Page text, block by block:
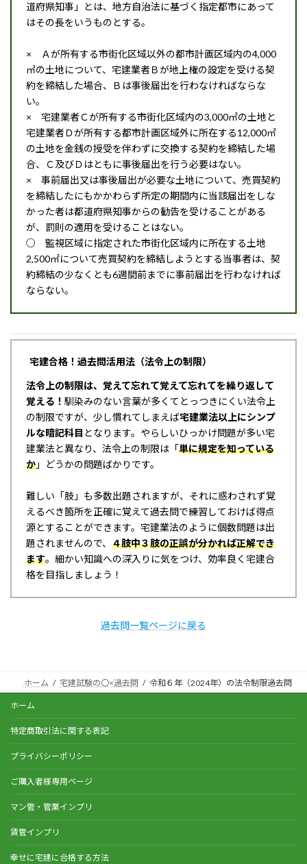
道府県知事」とは、地方自治法に基づく指定都市にあって
はその長をいうものとする。
× Ａが所有する市街化区域以外の都市計画区域内の4,000
㎡の土地について、宅建業者Ｂが地上権の設定を受ける契
約を締結した場合、Ｂは事後届出を行わなければならな
い。
× 宅建業者Ｃが所有する市街化区域内の3,000㎡の土地と
宅建業者Ｄが所有する都市計画区域外に所在する12,000㎡
の土地を金銭の授受を伴わずに交換する契約を締結した場
合、Ｃ及びＤはともに事後届出を行う必要はない。
× 事前届出又は事後届出が必要な土地について、売買契約
を締結したにもかかわらず所定の期間内に当該届出をしな
かった者は都道府県知事からの勧告を受けることがある
が、罰則の適用を受けることはない。
○ 監視区域に指定された市街化区域内に所在する土地
2,500㎡について売買契約を締結しようとする当事者は、契
約締結の少なくとも6週間前までに事前届出を行わなければ
ならない。
宅建合格！過去問活用法（法令上の制限）
法令上の制限は、覚えて忘れて覚えて忘れてを繰り返して
覚える！ 馴染みのない言葉が多くてとっつきにくい法令上
の制限ですが、少し慣れてしまえば宅建業法以上にシンプ
ルな暗記科目 となります。やらしいひっかけ問題が多い宅
建業法と異なり、法令上の制限は「単に規定を知っている
か 」どうかの問題ばかりです。
難しい「肢」も多数出題されますが、それに惑わされず覚
えるべき箇所を正確に覚えて過去問で練習しておけば得点
源とすることができます。宅建業法のように個数問題は出
題されませんので、 ４肢中３肢の正誤が分かれば正解でき
ます。細かい知識への深入りに気をつけ、効率良く宅建合
格を目指しましょう！
過去問一覧ページに戻る
ホーム 宅建試験の〇×過去問 令和６年（2024年）の法令制限過去問
ホーム
特定商取引法に関する表記
プライバシーポリシー
ご購入者様専用ページ
マン管・管業インプリ
賃管インプリ
幸せに宅建に合格する方法